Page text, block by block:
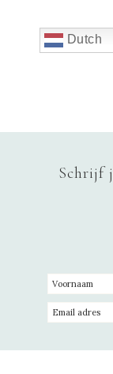
Dutch
Schrijf